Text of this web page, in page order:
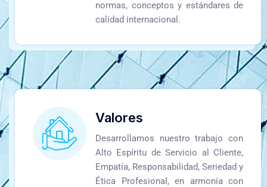
normas, conceptos y estándares de
calidad internacional.
Valores
Desarrollamos nuestro trabajo con
Alto Espíritu de Servicio al Cliente,
Empatía, Responsabilidad, Seriedad y
Ética Profesional, en armonía con